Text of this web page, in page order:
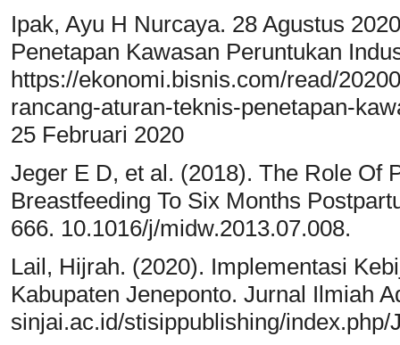
Ipak, Ayu H Nurcaya. 28 Agustus
Penetapan Kawasan Peruntukan
https://ekonomi.bisnis.com/read/
rancang-aturan-teknis-penetapan-
25 Februari 2020
Jeger E D, et al. (2018). The Role Of
Breastfeeding To Six Months
666. 10.1016/j/midw.2013.07.008.
Lail, Hijrah. (2020). Implementasi
Kabupaten Jeneponto. Jurnal Ilmiah
sinjai.ac.id/stisippublishing/